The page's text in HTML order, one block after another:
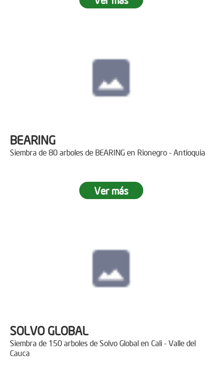
BEARING
Siembra de 80 arboles de BEARING en Rionegro - Antioquia
Ver más
SOLVO GLOBAL
Siembra de 150 arboles de Solvo Global en Cali - Valle del
Cauca